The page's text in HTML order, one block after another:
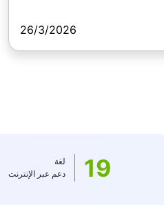
26/3/2026
19
لغة
دعم عبر الإنترنت